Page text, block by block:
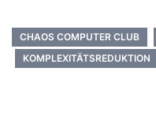
CHAOS COMPUTER CLUB
KOMPLEXITÄTSREDUKTION